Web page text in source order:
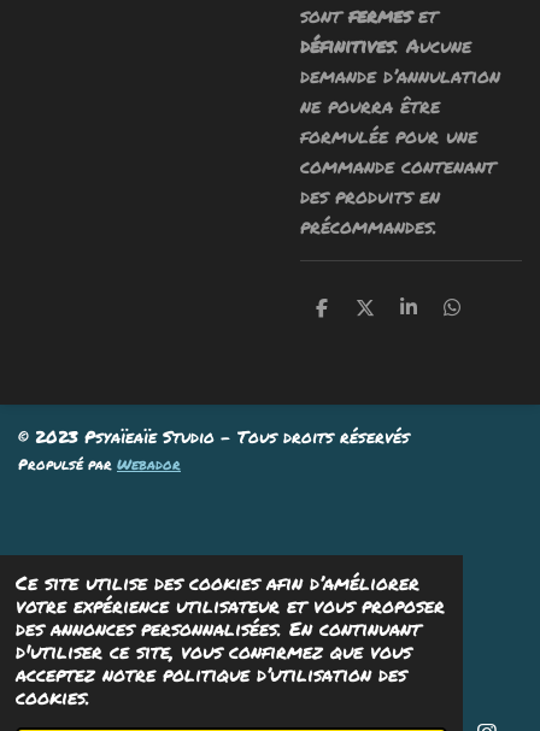
Ce site utilise des cookies afin d’améliorer
votre expérience utilisateur et vous proposer
des annonces personnalisées. En continuant
d'utiliser ce site, vous confirmez que vous
acceptez notre politique d’utilisation des
cookies.
sontfermeset
définitives. Aucune
demande d’annulation
ne pourra être
formulée pour une
commande contenant
des produits en
précommandes.
P
g
e
r
P
g
e
r
P
g
e
r
P
g
© 2023 Psyaïeaïe Studio - Tous droits réservés
Propulsé par Webador